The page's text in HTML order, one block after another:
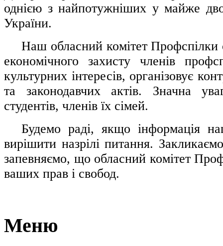
однією з найпотужніших у майже
України.
Наш обласний комітет Профспілки
економічного захисту членів
культурних інтересів, організовує
та законодавчих актів. Значна
студентів, членів їх сімей.
Будемо раді, якщо інформація
вирішити назрілі питання.
запевняємо, що обласний комітет
ваших прав і свобод.
Меню